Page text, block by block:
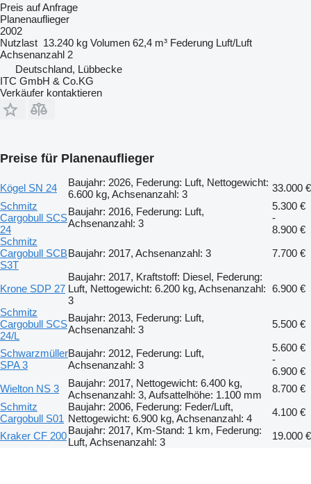
Preis auf Anfrage
Planenauflieger
2002
Nutzlast 13.240 kg Volumen 62,4 m³ Federung Luft/Luft
Achsenanzahl 2
Deutschland, Lübbecke
ITC GmbH & Co.KG
Verkäufer kontaktieren
Preise für Planenauflieger
Kögel SN 24
Baujahr: 2026, Federung: Luft, Nettogewicht:
6.600 kg, Achsenanzahl: 3
33.000 €
Schmitz
Cargobull SCS
24
Baujahr: 2016, Federung: Luft,
Achsenanzahl: 3
5.300 €
-
8.900 €
Schmitz
Cargobull SCB
S3T
Baujahr: 2017, Achsenanzahl: 3 7.700 €
Krone SDP 27
Baujahr: 2017, Kraftstoff: Diesel, Federung:
Luft, Nettogewicht: 6.200 kg, Achsenanzahl:
3
6.900 €
Schmitz
Cargobull SCS
24/L
Baujahr: 2013, Federung: Luft,
Achsenanzahl: 3
5.500 €
Schwarzmüller
SPA 3
Baujahr: 2012, Federung: Luft,
Achsenanzahl: 3
5.600 €
-
6.900 €
Wielton NS 3
Baujahr: 2017, Nettogewicht: 6.400 kg,
Achsenanzahl: 3, Aufsattelhöhe: 1.100 mm
8.700 €
Schmitz
Cargobull S01
Baujahr: 2006, Federung: Feder/Luft,
Nettogewicht: 6.900 kg, Achsenanzahl: 4
4.100 €
Kraker CF 200Baujahr: 2017, Km-Stand: 1 km, Federung:
Luft, Achsenanzahl: 3
19.000 €